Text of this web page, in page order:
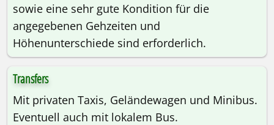
sowie eine sehr gute Kondition für die
angegebenen Gehzeiten und
Höhenunterschiede sind erforderlich.
Transfers
Mit privaten Taxis, Geländewagen und Minibus.
Eventuell auch mit lokalem Bus.